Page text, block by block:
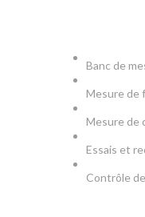
Banc de
Mesure de
Mesure de
Essais et
Contrôle